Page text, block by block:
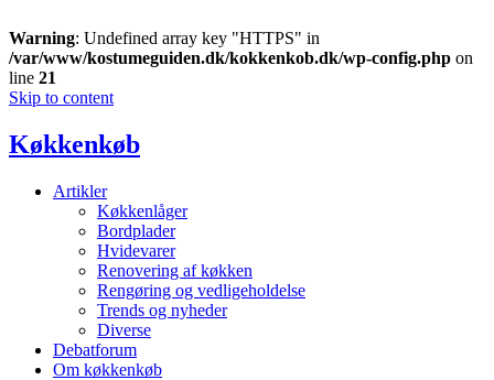
Warning: Undefined array key "HTTPS" in
/var/www/kostumeguiden.dk/kokkenkob.dk/wp-config.php on
line 21
Skip to content
Køkkenkøb
Artikler
Køkkenlåger
Bordplader
Hvidevarer
Renovering af køkken
Rengøring og vedligeholdelse
Trends og nyheder
Diverse
Debatforum
Om køkkenkøb